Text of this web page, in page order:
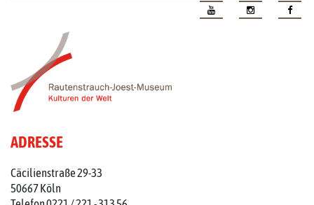
ADRESSE
Cäcilienstraße 29-33
50667 Köln